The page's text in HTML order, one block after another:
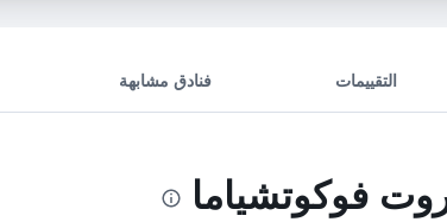
التقييمات فنادق مشابهة
فوكوتشياما